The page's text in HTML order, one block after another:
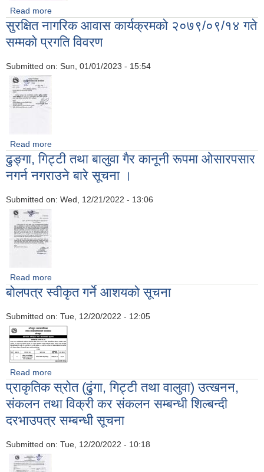
Read more
सुरक्षित नागरिक आवास कार्यक्रमकाे २०७९/०९/१४ गते
सम्मकाे प्रगति विवरण
Submitted on: Sun, 01/01/2023 - 15:54
Read more
प्रगति विवरण
ढुङ्गा, गिट्टी तथा बालुवा गैर कानूनी रूपमा ‍ओसारपसार
नगर्न नगराउने बारे सूचना ।
Submitted on: Wed, 12/21/2022 - 13:06
Read more
नगराउने बारे सूचना ।
बोलपत्र स्वीकृत गर्ने आशयको सूचना
Submitted on: Tue, 12/20/2022 - 12:05
Read more
प्राकृतिक स्रोत (ढुंगा, गिट्टी तथा वालुवा) उत्खनन,
संकलन तथा विक्री कर संकलन सम्बन्धी शिल्बन्दी
दरभाउपत्र सम्बन्धी सूचना
Submitted on: Tue, 12/20/2022 - 10:18